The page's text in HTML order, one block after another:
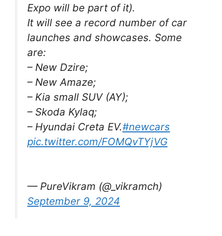
Expo will be part of it).
It will see a record number of car
launches and showcases. Some
are:
– New Dzire;
– New Amaze;
– Kia small SUV (AY);
– Skoda Kylaq;
– Hyundai Creta EV.#newcars
pic.twitter.com/FOMQvTYjVG
— PureVikram (@_vikramch)
September 9, 2024